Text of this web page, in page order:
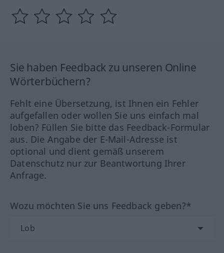
Sie haben Feedback zu unseren Online
Wörterbüchern?
Fehlt eine Übersetzung, ist Ihnen ein Fehler
aufgefallen oder wollen Sie uns einfach mal
loben? Füllen Sie bitte das Feedback-Formular
aus. Die Angabe der E-Mail-Adresse ist
optional und dient gemäß unserem
Datenschutz nur zur Beantwortung Ihrer
Anfrage.
Wozu möchten Sie uns Feedback geben?*